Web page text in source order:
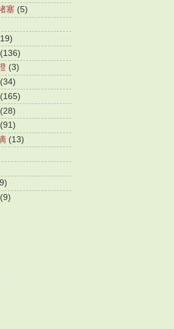
塞 (5)
(136)
(3)
(34)
(165)
(28)
(91)
(13)
(9)